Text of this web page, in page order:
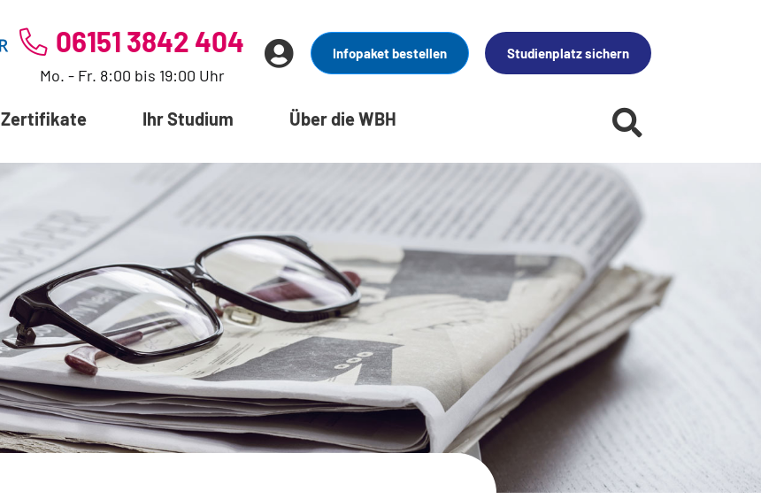
06151 3842 404
Mo. - Fr. 8:00 bis 19:00 Uhr
Infopaket bestellen Studienplatz sichern
Zertifikate Ihr Studium Über die WBH